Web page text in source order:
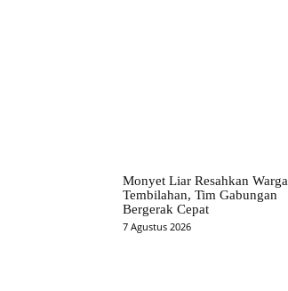
Monyet Liar Resahkan Warga
Tembilahan, Tim Gabungan
Bergerak Cepat
7 Agustus 2026